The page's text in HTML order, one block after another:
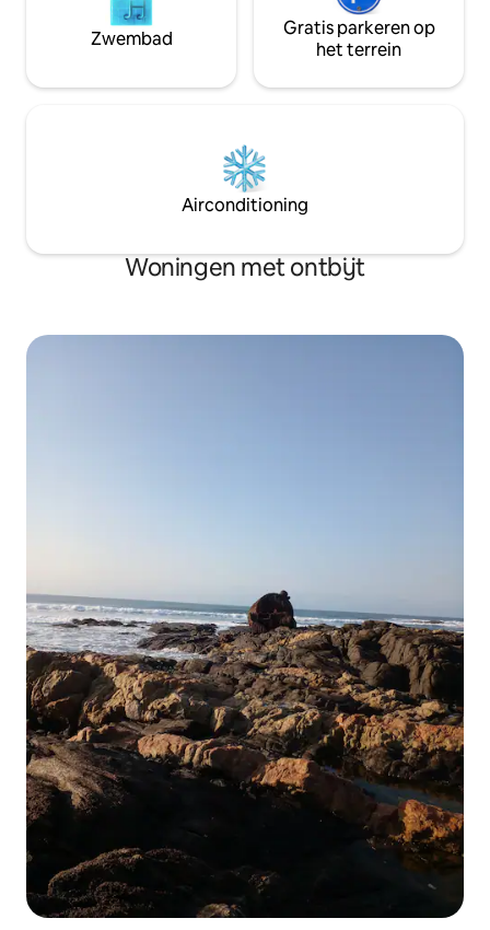
Zwembad
Gratis parkeren op
het terrein
Airconditioning
Woningen met ontbijt